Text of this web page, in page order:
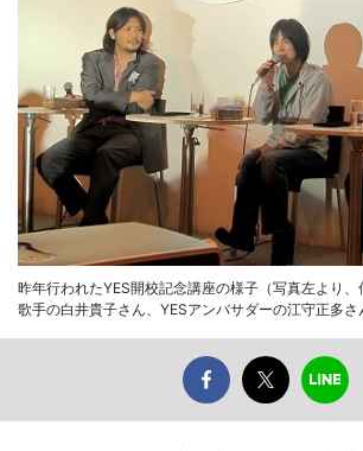
昨年行われたYES開校記念講座の様子（写真左より、
歌手の白井貴子さん、YESアンバサダーの江守正多さ